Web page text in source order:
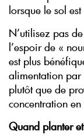
lorsque le sol
N’utilisez pas
l’espoir de «
est plus
alimentation par
plutôt que de
concentration
Quand planter